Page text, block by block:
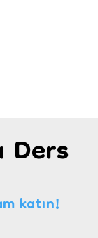
Ders
katın!